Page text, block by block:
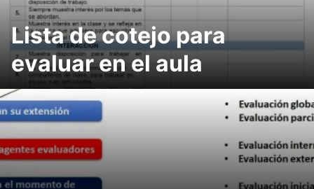
Lista de cotejo para
evaluar en el aula